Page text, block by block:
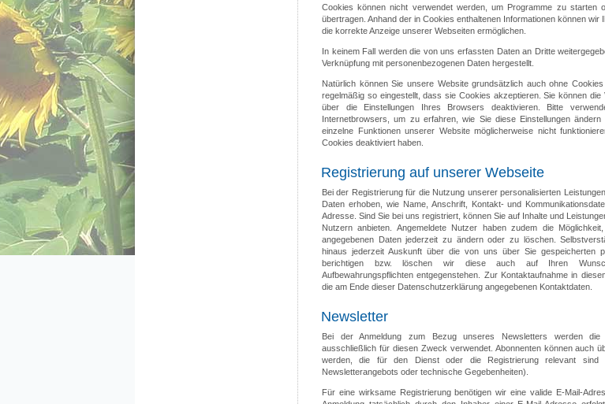
Cookies können nicht verwendet werden, um Programme zu starten
übertragen. Anhand der in Cookies enthaltenen Informationen können wir
die korrekte Anzeige unserer Webseiten ermöglichen.
In keinem Fall werden die von uns erfassten Daten an Dritte
Verknüpfung mit personenbezogenen Daten hergestellt.
Natürlich können Sie unsere Website grundsätzlich auch ohne
regelmäßig so eingestellt, dass sie Cookies akzeptieren. Sie können
über die Einstellungen Ihres Browsers deaktivieren. Bitte
Internetbrowsers, um zu erfahren, wie Sie diese Einstellungen
einzelne Funktionen unserer Website möglicherweise nicht
Cookies deaktiviert haben.
Registrierung auf unserer Webseite
Bei der Registrierung für die Nutzung unserer personalisierten
Daten erhoben, wie Name, Anschrift, Kontakt- und
Adresse. Sind Sie bei uns registriert, können Sie auf Inhalte und
Nutzern anbieten. Angemeldete Nutzer haben zudem die
angegebenen Daten jederzeit zu ändern oder zu löschen.
hinaus jederzeit Auskunft über die von uns über Sie gespeicherten
berichtigen bzw. löschen wir diese auch auf Ihren
Aufbewahrungspflichten entgegenstehen. Zur Kontaktaufnahme in
die am Ende dieser Datenschutzerklärung angegebenen Kontaktdaten.
Newsletter
Bei der Anmeldung zum Bezug unseres Newsletters werden
ausschließlich für diesen Zweck verwendet. Abonnenten können auch
werden, die für den Dienst oder die Registrierung relevant sind
Newsletterangebots oder technische Gegebenheiten).
Für eine wirksame Registrierung benötigen wir eine valide E-Mail-